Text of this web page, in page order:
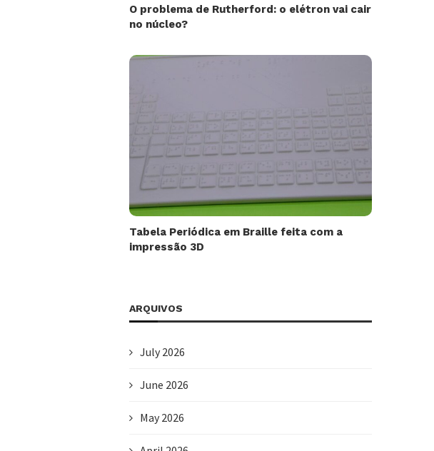
O problema de Rutherford: o elétron vai cair
no núcleo?
Tabela Periódica em Braille feita com a
impressão 3D
ARQUIVOS
July 2026
June 2026
May 2026